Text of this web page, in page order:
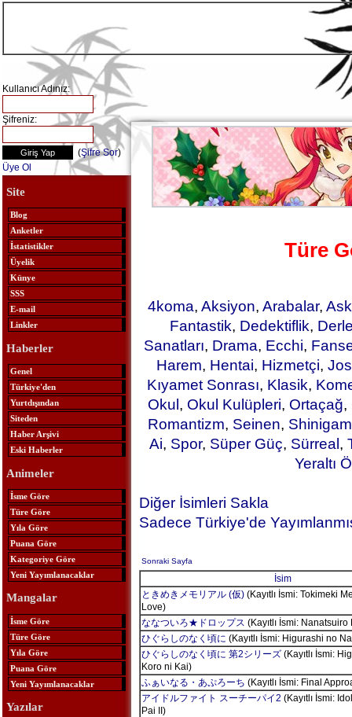
Kullanıcı Adınız:
Şifreniz:
(Şifre Sor)
Üye Ol
Site
Blog
Anketler
İstatistikler
Üyelik
Künye
SSS
E-mail
Linkler
Haberler
Genel
Türkiye'den
Yurtdışından
Siteden
Haber Arşivi
Eski Haberler
Animeler
İsme Göre
Türe Göre
Yıla Göre
Puana Göre
Kategoriye Göre
Yeni Yayımlanacaklar
Mangalar
İsme Göre
Türe Göre
Yıla Göre
Puana Göre
Yeni Yayımlanacaklar
Yazılar
Türe
4koma, Aksiyon, Arabalar,
Fantastik, Dedektiflik,
Sanatları, Drama, Ecchi,
Harem, Hentai, Hizmetçi,
Kıyamet Sonrası, Klasik,
Okul , Okul Kulüpleri, Ortaçağ,
Romantizm, Seinen,
Ai, Spor, Süper Güç, Sürreal ,
Yeraltı
Diğer İsimleri Sakla
Sadece Türkiye'de
Sonraki Sayfa
İsim
ときめきメモリアル (仮)(Kayıtlı İsmi: Tokimeki
Love)
ななついろ★ドロップス (Kayıtlı İsmi: Nanatsuiro
ひぐらしのなく頃に (Kayıtlı İsmi: Higurashi no
ひぐらしのなく頃に 第2シリーズ(Kayıtlı İsmi:
Koro ni Kai)
ふぁいなる・あぷろーち (Kayıtlı İsmi: Final
アイドルファイト スーチーパイ2 (Kayıtlı İsmi:
Pai II)